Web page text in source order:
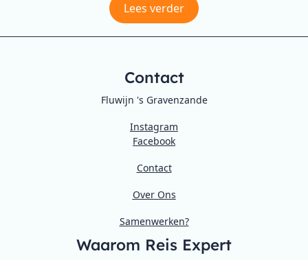
Lees verder
Contact
Fluwijn 's Gravenzande
Instagram
Facebook
Contact
Over Ons
Samenwerken?
Waarom Reis Expert